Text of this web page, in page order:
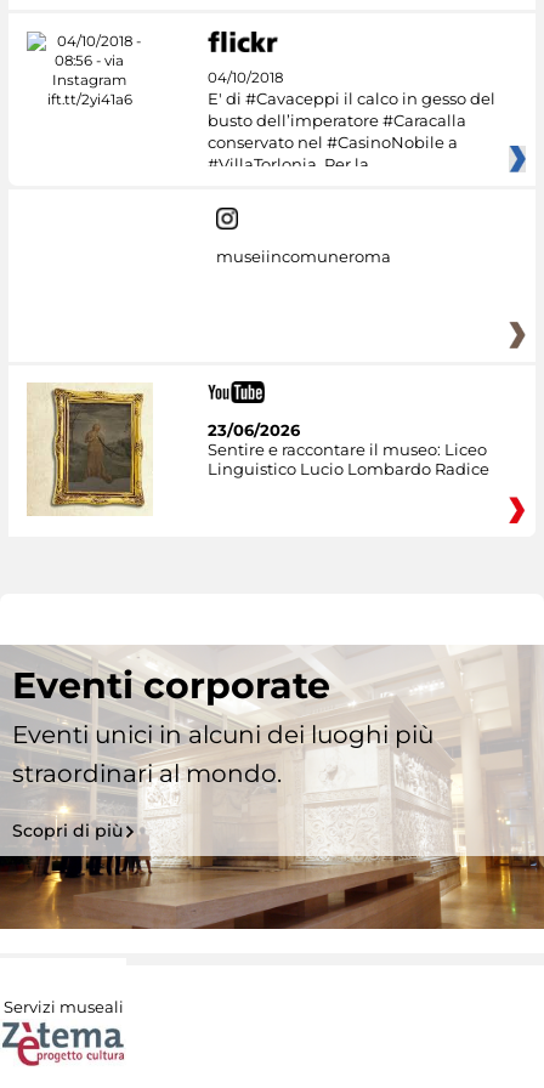
04/10/2018
E' di #Cavaceppi il calco in gesso del
busto dell’imperatore #Caracalla
conservato nel #CasinoNobile a
#VillaTorlonia. Per la
museiincomuneroma
23/06/2026
Sentire e raccontare il museo: Liceo
Linguistico Lucio Lombardo Radice
Eventi corporate
Eventi unici in alcuni dei luoghi più
straordinari al mondo.
Scopri di più
Servizi museali